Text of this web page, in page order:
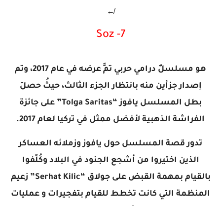
↚
7- Soz
هو مسلسلٌ درامي حربي تمَّ عرضه في عام 2017، وتم
إصدار جزأين منه بانتظار الجزء الثالث، حيثُ حصلَ
بطل المسلسل يافوز “Tolga Saritas” على جائزة
الفراشة الذهبية لأفضل ممثل في تركيا لعام 2017.
تدور قصة المسلسل حول يافوز وزملائه العساكر
الذين اختيروا من أشجع الجنود في البلاد وكُلّفوا
بالقيام بمهمة القبض على جولاق “Serhat Kilic” زعيم
المنظمة التي كانت تخطط للقيام بتفجيرات و عمليات